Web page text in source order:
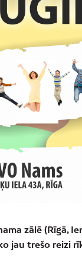
zālē (Rīgā,
jau trešo reizi